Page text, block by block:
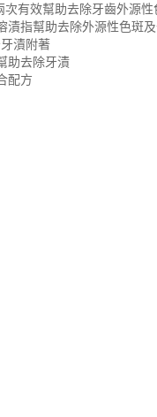
次有效幫助去除牙齒外源性
漬指幫助去除外源性色斑
漬附著
助去除牙漬
配方